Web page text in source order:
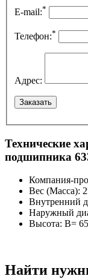
E-mail:*
Телефон:*
Адрес:
Технические
подшипника
Компания-
Вес (Масса):
Внутренний
Наружный
Высота: B=
Найти